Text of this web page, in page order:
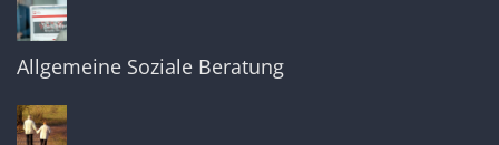
Allgemeine Soziale Beratung